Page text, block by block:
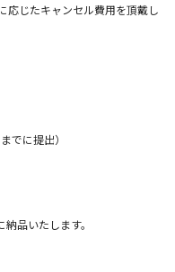
応じたキャンセル費用を頂戴し
でに提出）
品いたします。